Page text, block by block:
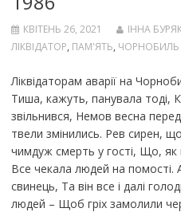
КВІТЕНЬ 26, 2021 ІННА
ЛІКВІДАТОР, ПАМ'ЯТЬ, ЧОРНОБИЛЬ
Ліквідаторам аварії на
Тиша, кажуть, панувала тоді,
звільнився, Немов весна
твели змінились. Рев сирен,
чимдуж смерть у гості, Що, як
Все чекала людей на
свинець, Та він все і далі
людей – Щоб гріх замолили